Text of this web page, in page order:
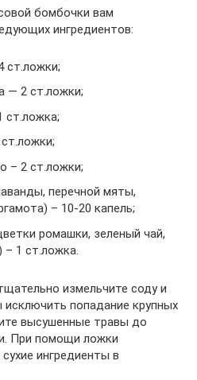
бомбочки вам
ингредиентов:
ст.ложки;
— 2 ст.ложки;
ст.ложка;
– 2 ст.ложки;
перечной мяты,
– 10-20 капель;
ромашки, зеленый чай,
– 1 ст.ложка.
измельчите соду и
попадание крупных
высушенные травы до
При помощи ложки
ингредиенты в